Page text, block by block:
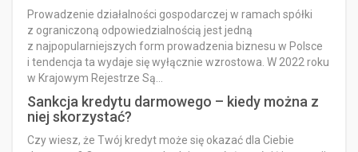
Prowadzenie działalności gospodarczej w ramach spółki
z ograniczoną odpowiedzialnością jest jedną
z najpopularniejszych form prowadzenia biznesu w Polsce
i tendencja ta wydaje się wyłącznie wzrostowa. W 2022 roku
w Krajowym Rejestrze Są…
Sankcja kredytu darmowego – kiedy można z
niej skorzystać?
Czy wiesz, że Twój kredyt może się okazać dla Ciebie